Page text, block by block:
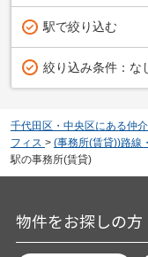
駅で絞り込む
絞り込み条件： な
千代田区・中央区にある仲
フィス > (事務所(賃貸))路線
駅の事務所(賃貸)
物件をお探しの方